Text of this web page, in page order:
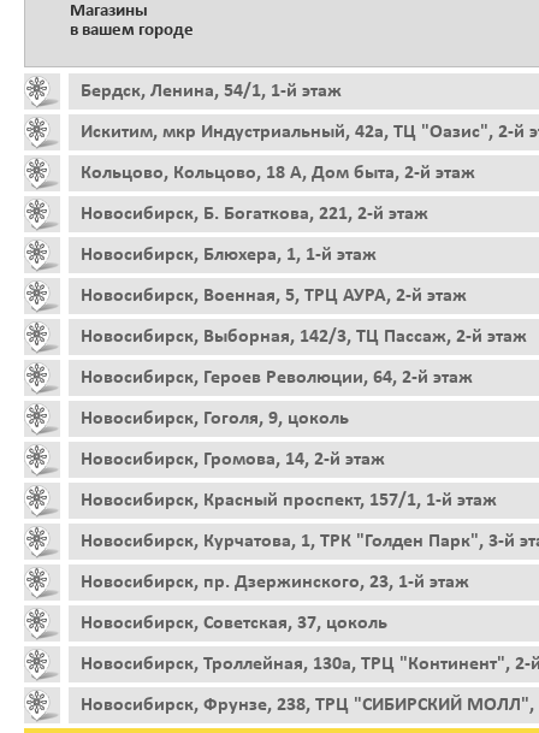
Магазины
в вашем городе
Бердск, Ленина, 54/1, 1-й этаж
Искитим, мкр Индустриальный, 42а, ТЦ "Оазис", 2-й
Кольцово, Кольцово, 18 А, Дом быта, 2-й этаж
Новосибирск, Б. Богаткова, 221, 2-й этаж
Новосибирск, Блюхера, 1, 1-й этаж
Новосибирск, Военная, 5, ТРЦ АУРА, 2-й этаж
Новосибирск, Выборная, 142/3, ТЦ Пассаж, 2-й этаж
Новосибирск, Героев Революции, 64, 2-й этаж
Новосибирск, Гоголя, 9, цоколь
Новосибирск, Громова, 14, 2-й этаж
Новосибирск, Красный проспект, 157/1, 1-й этаж
Новосибирск, Курчатова, 1, ТРК "Голден Парк", 3-й
Новосибирск, пр. Дзержинского, 23, 1-й этаж
Новосибирск, Советская, 37, цоколь
Новосибирск, Троллейная, 130а, ТРЦ "Континент", 2-
Новосибирск, Фрунзе, 238, ТРЦ "СИБИРСКИЙ МОЛЛ",